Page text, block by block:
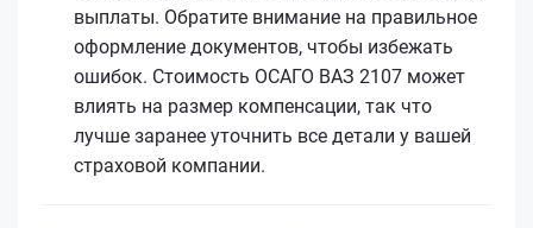
выплаты. Обратите внимание на правильное
оформление документов, чтобы избежать
ошибок. Стоимость ОСАГО ВАЗ 2107 может
влиять на размер компенсации, так что
лучше заранее уточнить все детали у вашей
страховой компании.